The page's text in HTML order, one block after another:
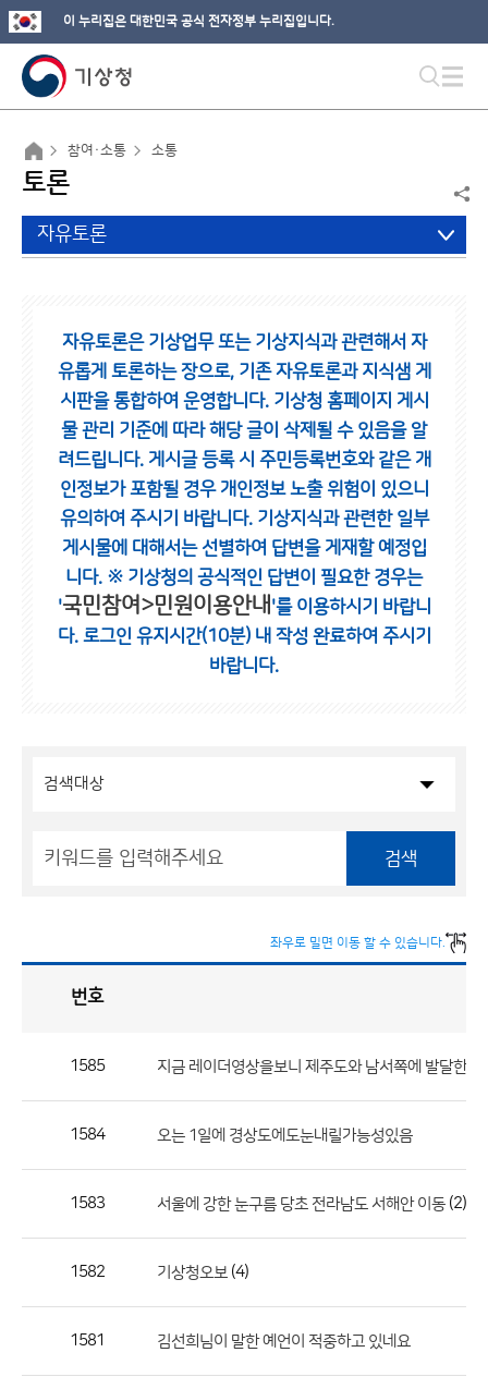
이 누리집은 대한민국 공식 전자정부 누리집입니다.
참여·소통 소통
토론
자유토론
자유토론은 기상업무 또는 기상지식과 관련해서 자
유롭게 토론하는 장으로, 기존 자유토론과 지식샘 게
시판을 통합하여 운영합니다. 기상청 홈페이지 게시
물 관리 기준에 따라 해당 글이 삭제될 수 있음을 알
려드립니다. 게시글 등록 시 주민등록번호와 같은 개
인정보가 포함될 경우 개인정보 노출 위험이 있으니
유의하여 주시기 바랍니다. 기상지식과 관련한 일부
게시물에 대해서는 선별하여 답변을 게재할 예정입
니다. ※ 기상청의 공식적인 답변이 필요한 경우는
'국민참여>민원이용안내 '를 이용하시기 바랍니
다. 로그인 유지시간(10분) 내 작성 완료하여 주시기
바랍니다.
검색
좌우로 밀면 이동 할 수 있습니다.
론
호,
번호
1585 지금 레이더영상을보니 제주도와 남서쪽에 발달한눈
1584 오는 1일에 경상도에도눈내릴가능성있음
1583 서울에 강한 눈구름 당초 전라남도 서해안 이동 (2)
1582 기상청오보 (4)
1581 김선희님이 말한 예언이 적중하고 있네요